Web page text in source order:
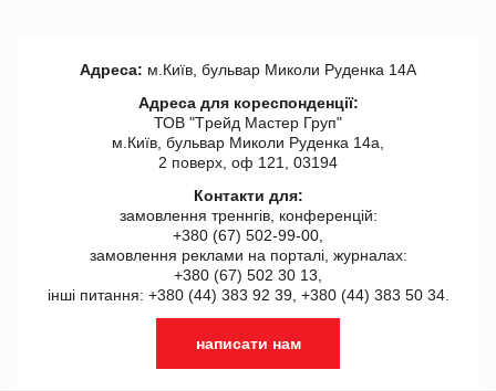
Адреса: м.Київ, бульвар Миколи Руденка 14А
Адреса для кореспонденції:
ТОВ "Tрейд Мастер Груп"
м.Київ, бульвар Миколи Руденка 14а,
2 поверх, оф 121, 03194
Контакти для:
замовлення треннгів, конференцій:
+380 (67) 502-99-00,
замовлення реклами на порталі, журналах:
+380 (67) 502 30 13,
інші питання: +380 (44) 383 92 39, +380 (44) 383 50 34.
написати нам